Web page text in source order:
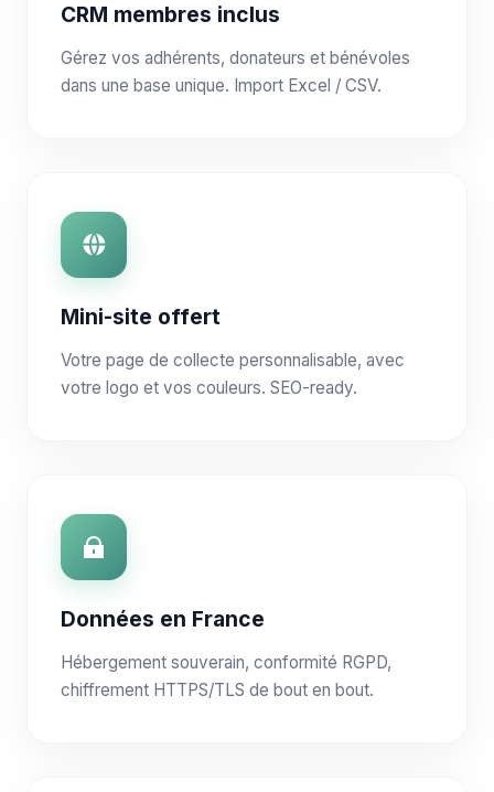
CRM membres inclus
Gérez vos adhérents, donateurs et bénévoles
dans une base unique. Import Excel / CSV.
Mini-site offert
Votre page de collecte personnalisable, avec
votre logo et vos couleurs. SEO-ready.
Données en France
Hébergement souverain, conformité RGPD,
chiffrement HTTPS/TLS de bout en bout.